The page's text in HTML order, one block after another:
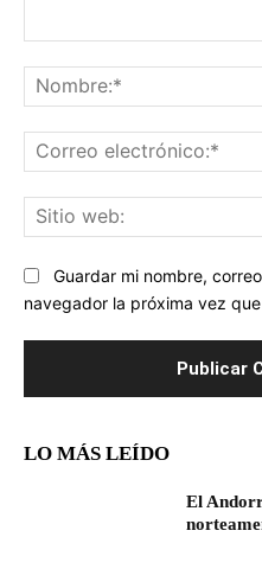
Guardar mi nombre,
navegador la próxima vez
LO MÁS LEÍDO
El